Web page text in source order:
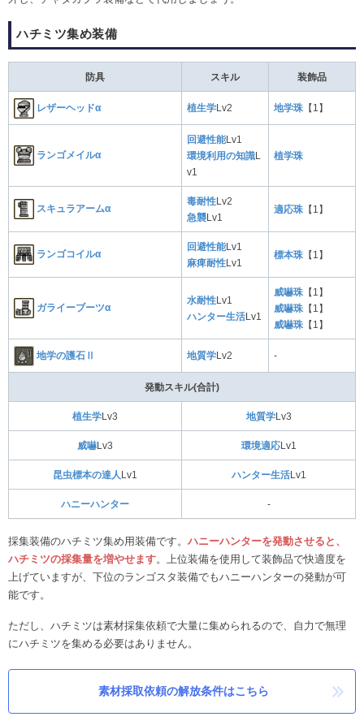
ハチミツ集め装備
防具 スキル 装飾品
レザーヘッドα 植生学 Lv2 地学珠 【1】
ランゴメイルα
回避性能 Lv1
環境利用の知識
v1
植学珠
スキュラアームα
毒耐性 Lv2
急襲 Lv1
適応珠 【1】
ランゴコイルα
回避性能 Lv1
麻痺耐性 Lv1
標本珠 【1】
ガライーブーツα
水耐性 Lv1
ハンター生活 Lv1
威嚇珠 【1】
威嚇珠 【1】
威嚇珠 【1】
地学の護石Ⅱ 地質学 Lv2 -
発動スキル(合計)
植生学 Lv3 地質学Lv3
威嚇 Lv3 環境適応Lv1
昆虫標本の達人 Lv1 ハンター生活Lv1
ハニーハンター -
採集装備のハチミツ集め用装備です。 ハニーハンターを発動させると、
ハチミツの採集量を増やせます。上位装備を使用して装飾品で快適度を
上げていますが、下位のランゴスタ装備でもハニーハンターの発動が可
能です。
ただし、ハチミツは素材採集依頼で大量に集められるので、自力で無理
にハチミツを集める必要はありません。
素材採取依頼の解放条件はこちら